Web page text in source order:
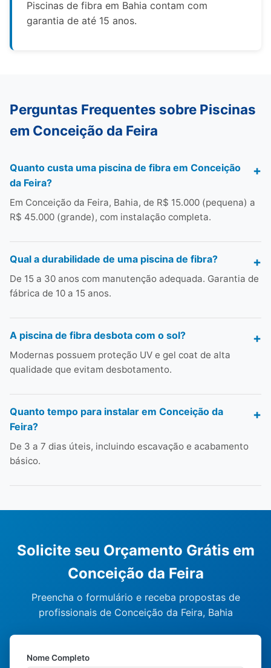
Piscinas de fibra em Bahia contam com
garantia de até 15 anos.
Perguntas Frequentes sobre Piscinas
em Conceição da Feira
Quanto custa uma piscina de fibra em Conceição
da Feira?
Em Conceição da Feira, Bahia, de R$ 15.000 (pequena) a
R$ 45.000 (grande), com instalação completa.
Qual a durabilidade de uma piscina de fibra?
De 15 a 30 anos com manutenção adequada. Garantia de
fábrica de 10 a 15 anos.
A piscina de fibra desbota com o sol?
Modernas possuem proteção UV e gel coat de alta
qualidade que evitam desbotamento.
Quanto tempo para instalar em Conceição da
Feira?
De 3 a 7 dias úteis, incluindo escavação e acabamento
básico.
Solicite seu Orçamento Grátis em
Conceição da Feira
Preencha o formulário e receba propostas de
profissionais de Conceição da Feira, Bahia
Nome Completo